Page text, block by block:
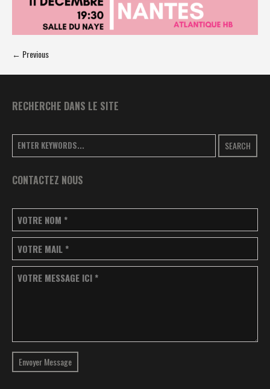
← Previous
RECHERCHE DANS LE SITE
SEARCH
CONTACTEZ NOUS
VOTRE NOM *
VOTRE MAIL *
VOTRE MESSAGE ICI *
Envoyer Message